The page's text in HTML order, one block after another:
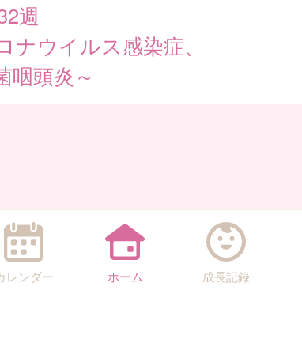
週
ナウイルス感染症、
咽頭炎～
レンダー ホーム 成長記録